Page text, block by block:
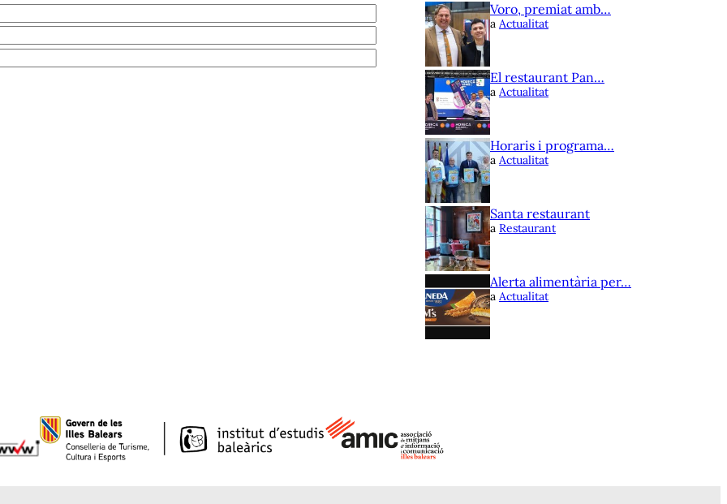
Voro, premiat amb…
a Actualitat
El restaurant Pan…
a Actualitat
Horaris i programa…
a Actualitat
Santa restaurant
a Restaurant
Alerta alimentària per…
a Actualitat